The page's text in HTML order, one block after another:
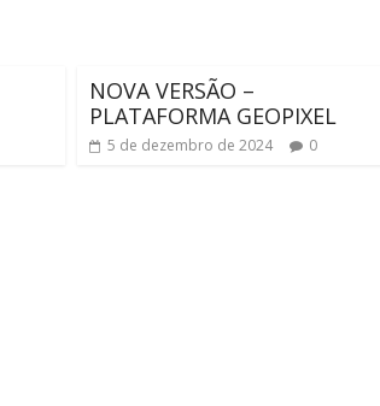
NOVA VERSÃO –
PLATAFORMA GEOPIXEL
5 de dezembro de 2024 0